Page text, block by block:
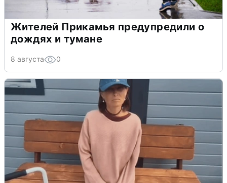
Жителей Прикамья предупредили о
дождях и тумане
8 августа 0